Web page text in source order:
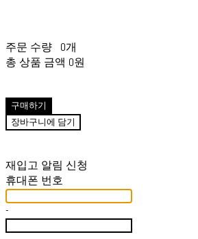
주문 수량
0개
총 상품 금액 0원
구매하기
장바구니에 담기
재입고 알림 신청
휴대폰 번호
-